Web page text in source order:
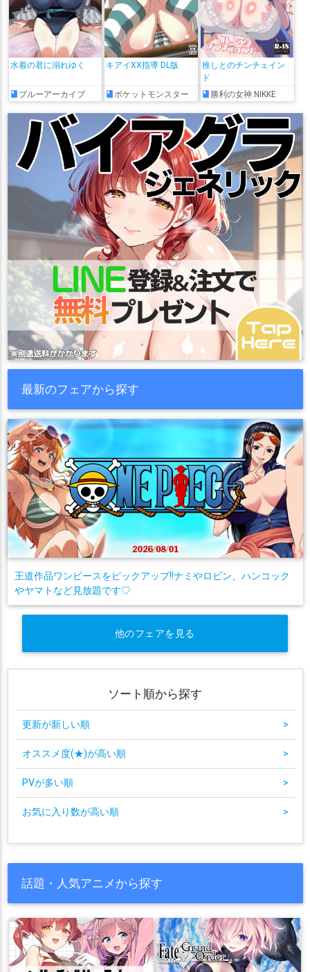
水着の君に溺れゆく
ブルーアーカイブ
キアイXX指導 DL版
ポケットモンスター
推しとのチンチェイン
ド
勝利の女神:NIKKE
最新のフェアから探す
王道作品ワンピースをピックアップ!!ナミやロビン、ハンコック
やヤマトなど見放題です♡
他のフェアを見る
ソート順から探す
更新が新しい順 >
オススメ度(★)が高い順 >
PVが多い順 >
お気に入り数が高い順 >
話題・人気アニメから探す